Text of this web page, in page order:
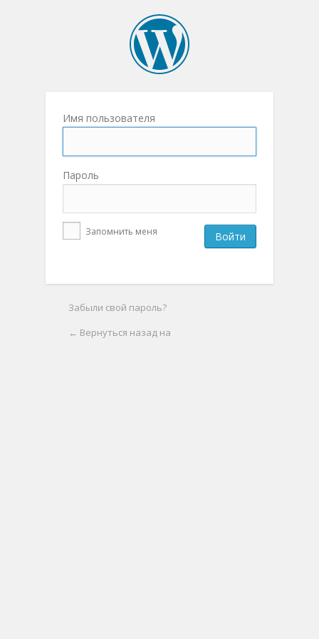
Имя пользователя
Пароль
Запомнить меня
Забыли свой пароль?
← Вернуться назад на